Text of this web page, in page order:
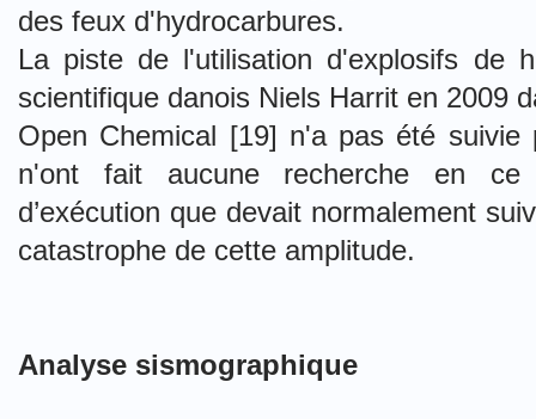
des feux d'hydrocarbures.
La piste de l'utilisation d'explosifs de
scientifique danois Niels Harrit en 2009
Open Chemical [19] n'a pas été
n'ont fait aucune recherche en ce
d’exécution que devait normalement
catastrophe de cette amplitude.
Analyse sismographique